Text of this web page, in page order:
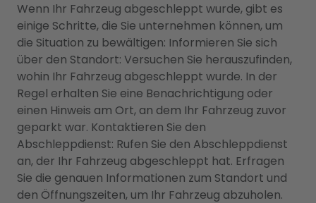
Wenn Ihr Fahrzeug abgeschleppt wurde, gibt es
einige Schritte, die Sie unternehmen können, um
die Situation zu bewältigen: Informieren Sie sich
über den Standort: Versuchen Sie herauszufinden,
wohin Ihr Fahrzeug abgeschleppt wurde. In der
Regel erhalten Sie eine Benachrichtigung oder
einen Hinweis am Ort, an dem Ihr Fahrzeug zuvor
geparkt war. Kontaktieren Sie den
Abschleppdienst: Rufen Sie den Abschleppdienst
an, der Ihr Fahrzeug abgeschleppt hat. Erfragen
Sie die genauen Informationen zum Standort und
den Öffnungszeiten, um Ihr Fahrzeug abzuholen.